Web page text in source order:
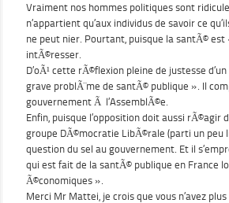
Vraiment nos hommes politiques sont
n’appartient qu’aux individus de savoir ce
ne peut nier. Pourtant, puisque la santÃ© est
intÃ©resser.
D’oÃ¹ cette rÃ©flexion pleine de justesse
grave problÃ¨me de santÃ© publique ». Il
gouvernement Ã l’AssemblÃ©e.
Enfin, puisque l’opposition doit aussi
groupe DÃ©mocratie LibÃ©rale (parti un peu
question du sel au gouvernement. Et il
qui est fait de la santÃ© publique en France
Ã©conomiques ».
Merci Mr Mattei, je crois que vous n’avez